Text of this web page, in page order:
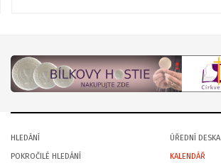
HLEDÁNÍ
POKROČILÉ HLEDÁNÍ
ÚŘEDNÍ DESKA
KALENDÁŘ